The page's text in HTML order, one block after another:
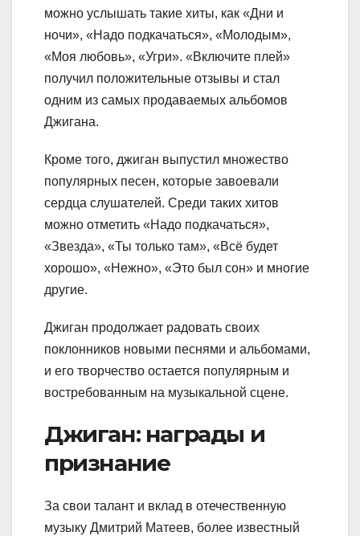
можно услышать такие хиты, как «Дни и
ночи», «Надо подкачаться», «Молодым»,
«Моя любовь», «Угри». «Включите плей»
получил положительные отзывы и стал
одним из самых продаваемых альбомов
Джигана.
Кроме того, джиган выпустил множество
популярных песен, которые завоевали
сердца слушателей. Среди таких хитов
можно отметить «Надо подкачаться»,
«Звезда», «Ты только там», «Всё будет
хорошо», «Нежно», «Это был сон» и многие
другие.
Джиган продолжает радовать своих
поклонников новыми песнями и альбомами,
и его творчество остается популярным и
востребованным на музыкальной сцене.
Джиган: награды и
признание
За свои талант и вклад в отечественную
музыку Дмитрий Матеев, более известный